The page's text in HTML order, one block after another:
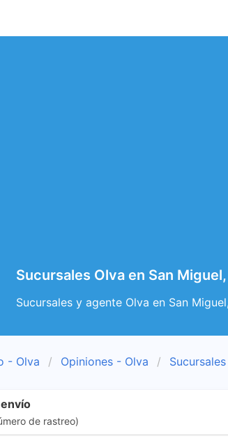
Sucursales Olva en San
Sucursales y agente Olva en San
- Olva Opiniones - Olva
de rastreo)